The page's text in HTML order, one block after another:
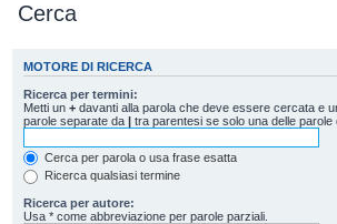
Cerca
MOTORE DI RICERCA
Ricerca per termini:
Metti un + davanti alla parola che deve essere cercata e
parole separate da | tra parentesi se solo una delle
Cerca per parola o usa frase esatta
Ricerca qualsiasi termine
Ricerca per autore:
Usa * come abbreviazione per parole parziali.